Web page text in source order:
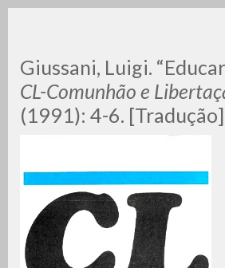
Giussani, Luigi.
CL-Comunhão e
(1991): 4-6.